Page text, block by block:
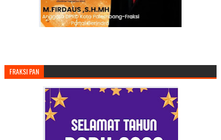
FRAKSI PAN